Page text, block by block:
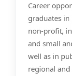
Career
graduates
non-profit,
and small
well as in
regional